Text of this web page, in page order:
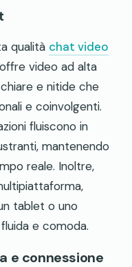
qualità chat video
video ad alta
e nitide che
e coinvolgenti.
fluiscono in
mantenendo
reale. Inoltre,
tablet o uno
e comoda.
e connessione